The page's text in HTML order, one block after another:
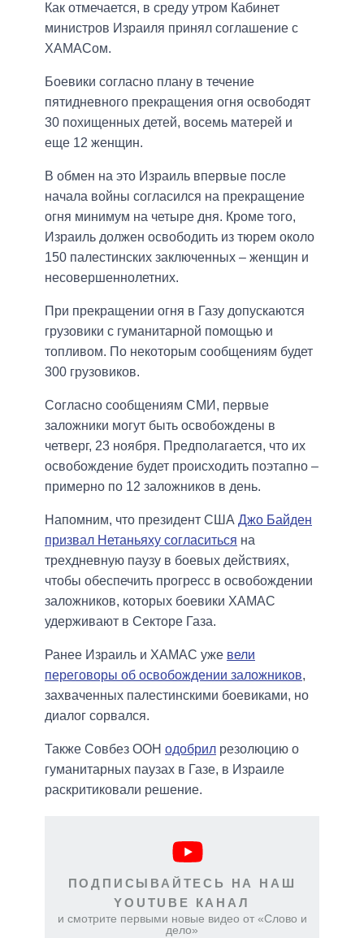
Как отмечается, в среду утром Кабинет
министров Израиля принял соглашение с
ХАМАСом.
Боевики согласно плану в течение
пятидневного прекращения огня освободят
30 похищенных детей, восемь матерей и
еще 12 женщин.
В обмен на это Израиль впервые после
начала войны согласился на прекращение
огня минимум на четыре дня. Кроме того,
Израиль должен освободить из тюрем около
150 палестинских заключенных – женщин и
несовершеннолетних.
При прекращении огня в Газу допускаются
грузовики с гуманитарной помощью и
топливом. По некоторым сообщениям будет
300 грузовиков.
Согласно сообщениям СМИ, первые
заложники могут быть освобождены в
четверг, 23 ноября. Предполагается, что их
освобождение будет происходить поэтапно –
примерно по 12 заложников в день.
Напомним, что президент США Джо Байден
призвал Нетаньяху согласиться на
трехдневную паузу в боевых действиях,
чтобы обеспечить прогресс в освобождении
заложников, которых боевики ХАМАС
удерживают в Секторе Газа.
Ранее Израиль и ХАМАС уже вели
переговоры об освобождении заложников,
захваченных палестинскими боевиками, но
диалог сорвался.
Также Совбез ООН одобрил резолюцию о
гуманитарных паузах в Газе, в Израиле
раскритиковали решение.
ПОДПИСЫВАЙТЕСЬ НА НАШ
YOUTUBE КАНАЛ
и смотрите первыми новые видео от «Слово и
дело»